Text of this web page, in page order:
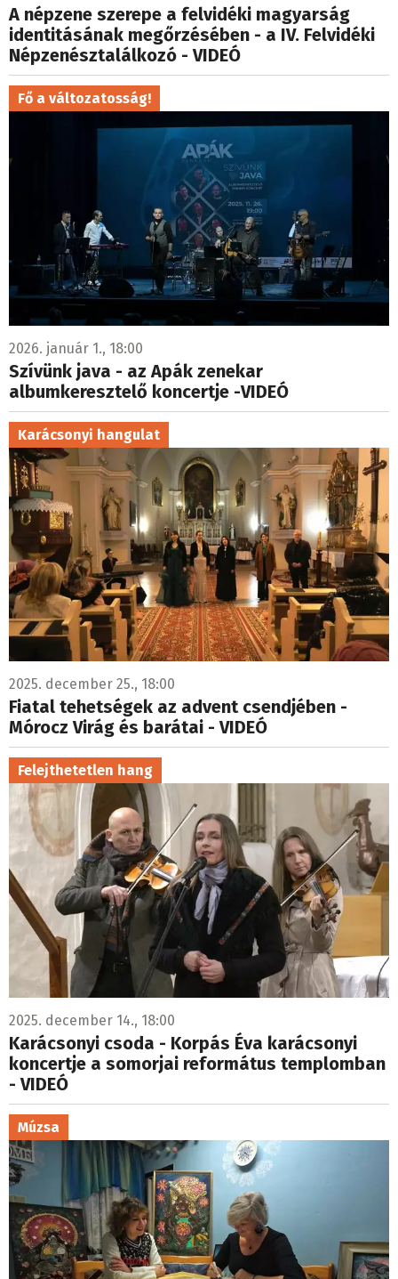
A népzene szerepe a felvidéki magyarság
identitásának megőrzésében - a IV. Felvidéki
Népzenésztalálkozó - VIDEÓ
Fő a változatosság!
2026. január 1., 18:00
Szívünk java - az Apák zenekar
albumkeresztelő koncertje -VIDEÓ
Karácsonyi hangulat
2025. december 25., 18:00
Fiatal tehetségek az advent csendjében -
Mórocz Virág és barátai - VIDEÓ
Felejthetetlen hang
2025. december 14., 18:00
Karácsonyi csoda - Korpás Éva karácsonyi
koncertje a somorjai református templomban
- VIDEÓ
Múzsa